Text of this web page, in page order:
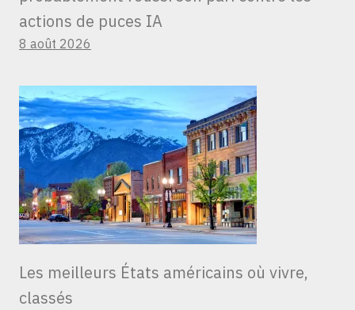
actions de puces IA
8 août 2026
Les meilleurs États américains où vivre,
classés